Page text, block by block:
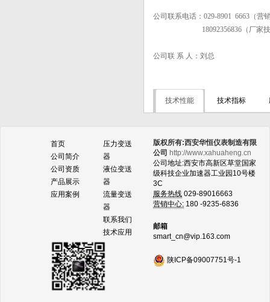
公司联系电话：029-8901 6663（营
18092356836（厂家
公司联 系 人：刘总
技术性能 技术指标
首页
公司简介
公司资质
产品展示
应用案例
压力变送
器
液位变送
器
流量变送
器
联系我们
技术应用
版权所有:西安华恒仪表制造有限
公司 http://www.xahuaheng.cn
公司地址:西安市高新区草堂国家
级科技企业加速器工业园10号楼
3C
服务热线 029-89016663
营销中心: 180 -9235-6836
邮箱
smart_cn@vip.163.com
陕ICP备09007751号-1